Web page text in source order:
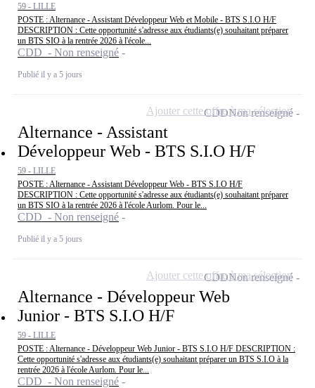
59 - LILLE
POSTE : Alternance - Assistant Développeur Web et Mobile - BTS S.I.O H/F
DESCRIPTION : Cette opportunité s'adresse aux étudiants(e) souhaitant préparer
un BTS SIO à la rentrée 2026 à l'école...
CDD - Non renseigné
Publié il y a 5 jours
Alternance - Assistant
Développeur Web - BTS S.I.O H/F
59 - LILLE
POSTE : Alternance - Assistant Développeur Web - BTS S.I.O H/F
DESCRIPTION : Cette opportunité s'adresse aux étudiants(e) souhaitant préparer
un BTS SIO à la rentrée 2026 à l'école Aurlom. Pour le...
CDD - Non renseigné
Publié il y a 5 jours
CDDNon renseigné
Ajouter cette offre à ma sélection
Alternance - Développeur Web
Junior - BTS S.I.O H/F
59 - LILLE
POSTE : Alternance - Développeur Web Junior - BTS S.I.O H/F DESCRIPTION :
Cette opportunité s'adresse aux étudiants(e) souhaitant préparer un BTS S.I.O à la
rentrée 2026 à l'école Aurlom. Pour le...
CDD - Non renseigné
CDDNon renseigné
Ajouter cette offre à ma sélection